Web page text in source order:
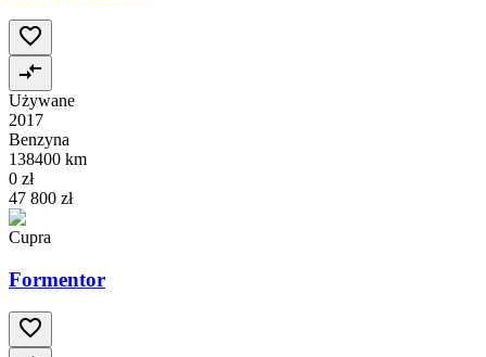
Używane
2017
Benzyna
138400 km
0 zł
47 800 zł
Cupra
Formentor